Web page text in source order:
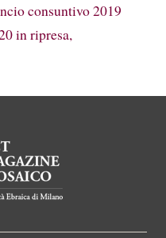
consuntivo 2019
in ripresa,